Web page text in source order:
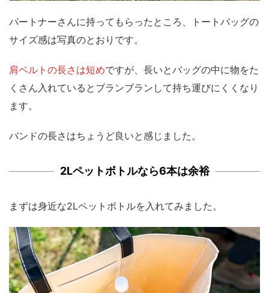
パートナーさんに持ってもらったところ、トートバッグの
サイズ感は写真のとおりです。
肩ベルトの長さは短めですが、長いとバッグの中に物をた
くさん入れているとブランブランして持ち運びにくくなり
ます。
バンドの長さはちょうど良いと感じました。
2Lペットボトルなら6本は余裕
まずは身近な2Lペットボトルを入れてみました。